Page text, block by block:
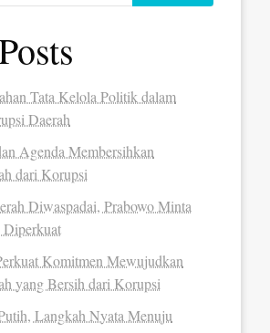
Tata Kelola Politik dalam
Daerah
Agenda Membersihkan
dari Korupsi
Diwaspadai, Prabowo Minta
Diperkuat
Komitmen Mewujudkan
yang Bersih dari Korupsi
Langkah Nyata Menuju